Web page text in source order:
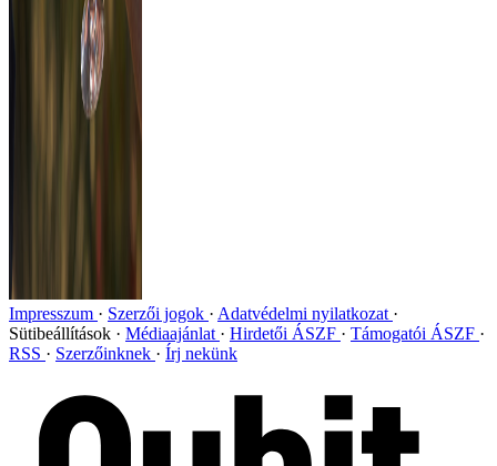
Impresszum Szerzői jogok
Adatvédelmi nyilatkozat
Sütibeállítások
Médiaajánlat Hirdetői ÁSZF
Támogatói ÁSZF
RSS
Szerzőinknek Írj nekünk